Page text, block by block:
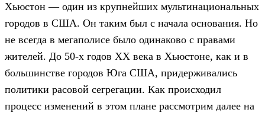
Хьюстон — один из крупнейших мультинациональных
городов в США. Он таким был с начала основания. Но
не всегда в мегаполисе было одинаково с правами
жителей. До 50-х годов XX века в Хьюстоне, как и в
большинстве городов Юга США, придерживались
политики расовой сегрегации. Как происходил
процесс изменений в этом плане рассмотрим далее на